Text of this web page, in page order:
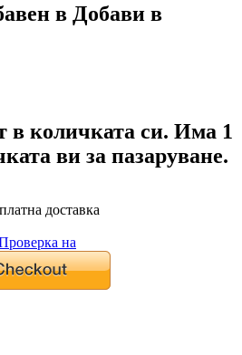
в Добави в
в количката си. Има 1
ви за пазаруване.
доставка
на